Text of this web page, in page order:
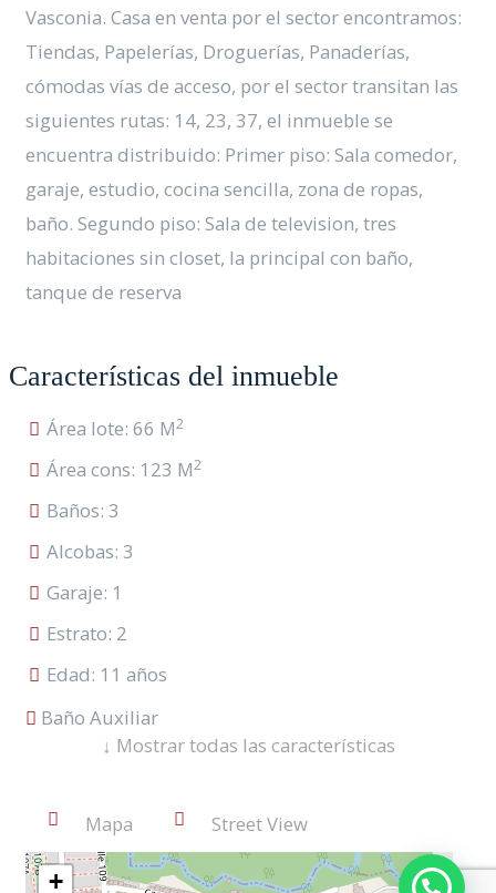
Vasconia. Casa en venta por el sector encontramos:
Tiendas, Papelerías, Droguerías, Panaderías,
cómodas vías de acceso, por el sector transitan las
siguientes rutas: 14, 23, 37, el inmueble se
encuentra distribuido: Primer piso: Sala comedor,
garaje, estudio, cocina sencilla, zona de ropas,
baño. Segundo piso: Sala de television, tres
habitaciones sin closet, la principal con baño,
tanque de reserva
Características del inmueble
Área lote: 66 M2
Área cons: 123 M2
Baños: 3
Alcobas: 3
Garaje: 1
Estrato: 2
Edad: 11 años
Baño Auxiliar
Colegios/Universidades
Iluminación Natural
Sobre Vía Secundaria
↓ Mostrar todas las características
Mapa Street View